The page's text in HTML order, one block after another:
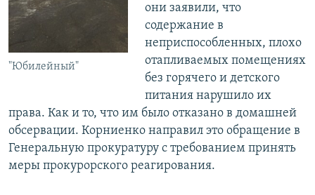
"Юбилейный"
они заявили, что
содержание в
неприспособленных, плохо
отапливаемых помещениях
без горячего и детского
питания нарушило их
права. Как и то, что им было отказано в домашней
обсервации. Корниенко направил это обращение в
Генеральную прокуратуру с требованием принять
меры прокурорского реагирования.